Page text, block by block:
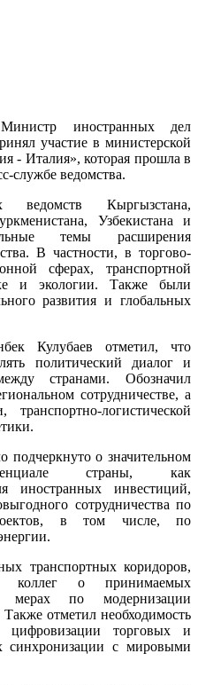
Министр иностранных дел
участие в министерской
- Италия», которая прошла в
службе ведомства.
ведомств Кыргызстана,
Узбекистана и
темы расширения
В частности, в торгово-
сферах, транспортной
и экологии. Также были
развития и глобальных
Кулубаев отметил, что
политический диалог и
странами. Обозначил
сотрудничестве, а
логистической
подчеркнуто о значительном
страны, как
иностранных инвестиций,
сотрудничества по
в том числе, по
транспортных коридоров,
коллег о принимаемых
по модернизации
отметил необходимость
торговых и
синхронизации с мировыми